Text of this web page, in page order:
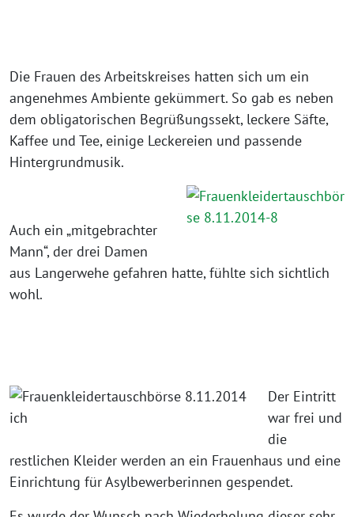
Die Frauen des Arbeitskreises hatten sich um ein
angenehmes Ambiente gekümmert. So gab es neben
dem obligatorischen Begrüßungssekt, leckere Säfte,
Kaffee und Tee, einige Leckereien und passende
Hintergrundmusik.
Auch ein „mitgebrachter
Mann“, der drei Damen
aus Langerwehe gefahren hatte, fühlte sich sichtlich
wohl.
Der Eintritt
war frei und
die
restlichen Kleider werden an ein Frauenhaus und eine
Einrichtung für Asylbewerberinnen gespendet.